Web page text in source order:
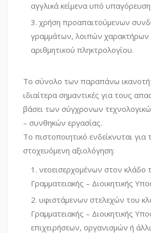
αγγλικά κείμενα υπό υπαγόρευση
χρήση προαπαιτούμενων
γραμμάτων, λοιπών χαρακτήρων
αριθμητικού πληκτρολογίου.
Το σύνολο των παραπάνω
ιδιαίτερα σημαντικές για τους
βάσει των σύγχρονων
– συνθηκών εργασίας.
Το πιστοποιητικό ενδείκνυται για
στοχευόμενη αξιολόγηση:
νεοεισερχομένων στον κλάδο
Γραμματειακής – Διοικητικής
υφιστάμενων στελεχών του
Γραμματειακής – Διοικητικής
επιχειρήσεων, οργανισμών ή